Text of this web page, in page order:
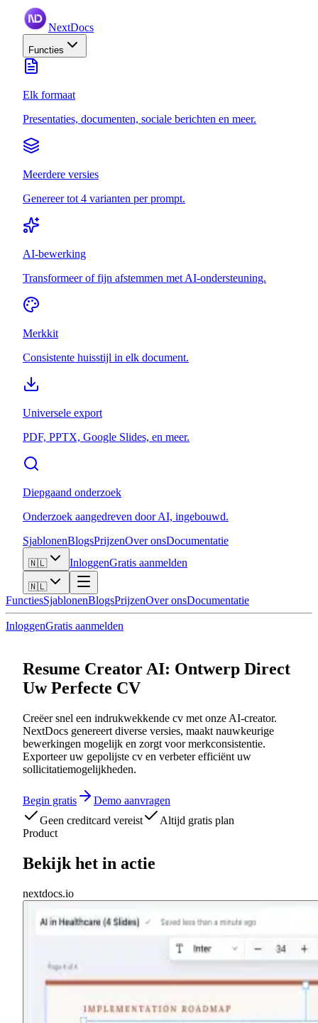
NextDocs
Functies
Elk formaat
Presentaties, documenten, sociale berichten en meer.
Meerdere versies
Genereer tot 4 varianten per prompt.
AI-bewerking
Transformeer of fijn afstemmen met AI-ondersteuning.
Merkkit
Consistente huisstijl in elk document.
Universele export
PDF, PPTX, Google Slides, en meer.
Diepgaand onderzoek
Onderzoek aangedreven door AI, ingebouwd.
SjablonenBlogsPrijzenOver onsDocumentatie
🇳🇱 InloggenGratis aanmelden
🇳🇱
FunctiesSjablonenBlogsPrijzenOver onsDocumentatie
InloggenGratis aanmelden
Resume Creator AI: Ontwerp Direct
Uw Perfecte CV
Creëer snel een indrukwekkende cv met onze AI-creator.
NextDocs genereert diverse versies, maakt nauwkeurige
bewerkingen mogelijk en zorgt voor merkconsistentie.
Exporteer uw gepolijste cv en verbeter efficiënt uw
sollicitatiemogelijkheden.
Begin gratis
Demo aanvragen
Geen creditcard vereist
Altijd gratis plan
Product
Bekijk het in actie
nextdocs.io